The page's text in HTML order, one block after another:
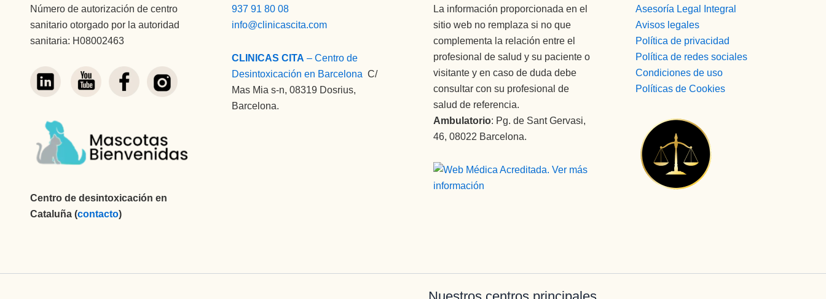
Número de autorización de centro
sanitario otorgado por la autoridad
sanitaria: H08002463
Centro de desintoxicación en
Cataluña (contacto)
937 91 80 08
info@clinicascita.com
CLINICAS CITA – Centro de
Desintoxicación en Barcelona C/
Mas Mia s-n, 08319 Dosrius,
Barcelona.
La información proporcionada en el
sitio web no remplaza si no que
complementa la relación entre el
profesional de salud y su paciente o
visitante y en caso de duda debe
consultar con su profesional de
salud de referencia.
Ambulatorio: Pg. de Sant Gervasi,
46, 08022 Barcelona.
Asesoría Legal Integral
Avisos legales
Política de privacidad
Política de redes sociales
Condiciones de uso
Políticas de Cookies